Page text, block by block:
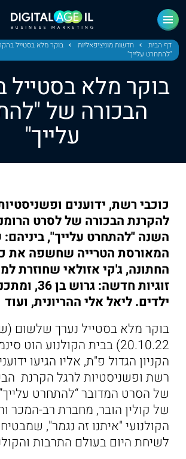
דף הבית חדשות מוניציפאליות
בוקר מלא בסטייל
"להתחרט עלייך"
בוקר מלא בסטייל
הבכורה של
עלייך"
כוכבי רשת, ידוענים
להקרנת הבכורה של לסרט
השנה "להתחרט עלייך", ביניהם:
המאורסת הטרייה שחשפה את
החתונה, ג'קי אזולאי שחוזרת
זוגיות חדשה:
ילדים. ליאל אלי ההריונית, ועוד
בוקר מלא בסטייל נערך שלשום
20.10.22) בבית הקולנוע הוט
הקניון הגדול פ"ת, אליו הגיעו
רשת ופשניסטיות לרגל הקרנת
של הסרט המדובר “להתחרט
של קולין הובר, מחברת רב-המכר
הקולנועי "איתנו זה נגמר",
לשיחת היום בעולם התרבות
ראשי
חדשות
מחוז חיפה
מחוז מרכז
תל אביב